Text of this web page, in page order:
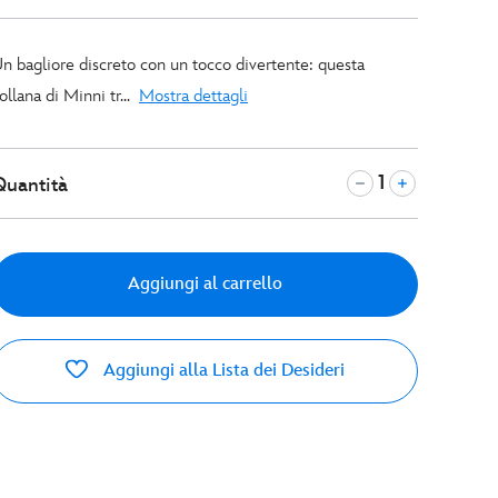
bagliore discreto con un tocco divertente: questa
di Minni tr... Mostra dettagli
Aggiungi al carrello
Aggiungi alla Lista dei Desideri